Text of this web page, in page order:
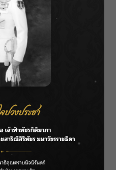
ละ Digital Health
Projects
กการจัดงานในปีนี้ คือ
ปลี่ยนแปลง
ศักยภาพ ความรู้เหล่า
สร้างธุรกิจ และก่อให้
ย่างแท้จริง ในนาม
ะทรวง อว. ผมขอให้
และเดินหน้าในการ